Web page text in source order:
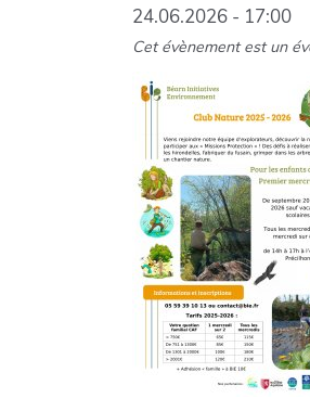
24.06.2026 - 17:00
Cet évènement est un